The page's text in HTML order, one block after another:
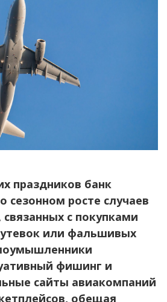
праздников банк
сезонном росте случаев
с покупками
или фальшивых
фишинг и
сайты авиакомпаний
обещая